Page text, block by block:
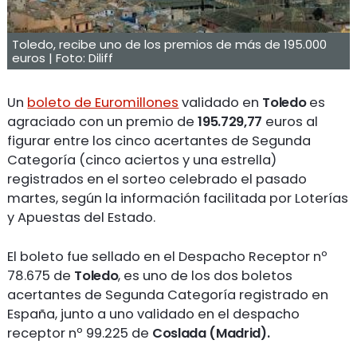
Toledo, recibe uno de los premios de más de 195.000
euros | Foto: Diliff
Un boleto de Euromillones validado en Toledoes
agraciado con un premio de195.729,77 euros al
figurar entre los cinco acertantes de Segunda
Categoría (cinco aciertos y una estrella)
registrados en el sorteo celebrado el pasado
martes, según la información facilitada por Loterías
y Apuestas del Estado.
El boleto fue sellado en el Despacho Receptor nº
78.675 de Toledo, es uno de los dos boletos
acertantes de Segunda Categoría registrado en
España, junto a uno validado en el despacho
receptor nº 99.225 de Coslada (Madrid).